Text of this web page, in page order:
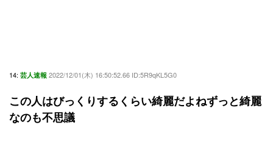
14: 芸人速報 2022/12/01(木) 16:50:52.66 ID:5R9qKL5G0
この人はびっくりするくらい綺麗だよねずっと綺麗
なのも不思議